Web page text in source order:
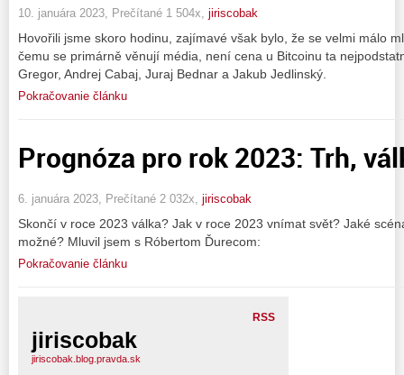
10. januára 2023, Prečítané 1 504x, jiriscobak
Hovořili jsme skoro hodinu, zajímavé však bylo, že se velmi málo
čemu se primárně věnují média, není cena u Bitcoinu ta
Gregor, Andrej Cabaj, Juraj Bednar a Jakub Jedlinský.
Pokračovanie článku
Prognóza pro rok 2023: Trh,
6. januára 2023, Prečítané 2 032x, jiriscobak
Skončí v roce 2023 válka? Jak v roce 2023 vnímat svět? Jaké
možné? Mluvil jsem s Róbertom Ďurecom:
Pokračovanie článku
RSS
jiriscobak
jiriscobak.blog.pravda.sk